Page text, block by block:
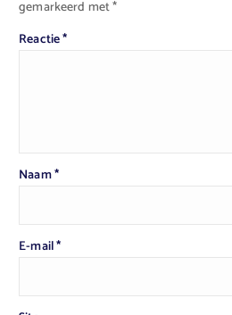
gemarkeerd met*
Reactie*
Naam*
E-mail*